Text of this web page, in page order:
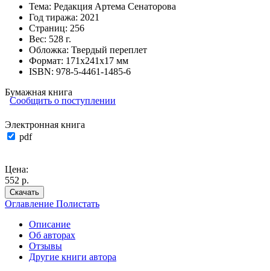
Тема: Редакция Артема Сенаторова
Год тиража: 2021
Страниц: 256
Вес: 528 г.
Обложка: Твердый переплет
Формат: 171х241х17 мм
ISBN: 978-5-4461-1485-6
Бумажная книга
Сообщить о поступлении
Электронная книга
pdf
Цена:
552 р.
Скачать
Оглавление Полистать
Описание
Об авторах
Отзывы
Другие книги автора